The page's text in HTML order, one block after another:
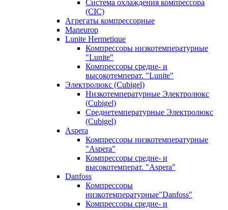
Система охлаждения компрессора
(CIC)
Агрегаты компрессорные
Maneurop
Lunite Hermetique
Компрессоры низкотемпературные
"Lunite"
Компрессоры средне- и
высокотемперат. "Lunite"
Электролюкс (Cubigel)
Низкотемпературные Электролюкс
(Cubigel)
Среднетемпературные Электролюкс
(Cubigel)
Aspera
Компрессоры низкотемпературные
"Aspera"
Компрессоры средне- и
высокотемперат. "Aspera"
Danfoss
Компрессоры
низкотемпературные"Danfoss"
Компрессоры средне- и